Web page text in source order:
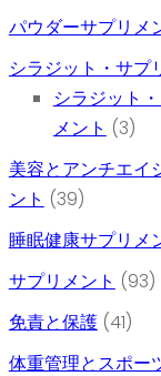
パウダーサプリメ
シラジット・サプ
シラジット
メント
33個
美容とアンチエイ
ント
3939個の商品
睡眠健康サプリメ
サプリメント
93
免責と保護 4141個
体重管理とスポー